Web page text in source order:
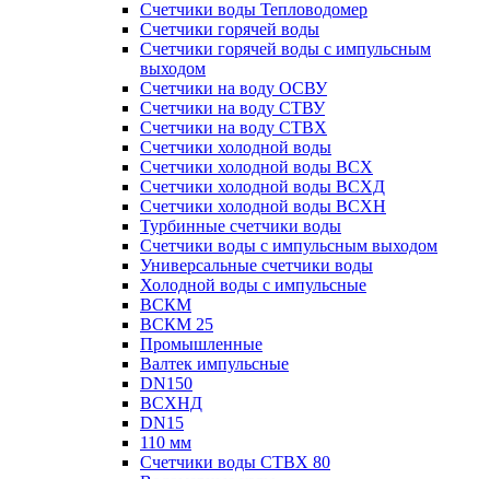
Счетчики воды Тепловодомер
Счетчики горячей воды
Счетчики горячей воды с импульсным
выходом
Счетчики на воду ОСВУ
Счетчики на воду СТВУ
Счетчики на воду СТВХ
Счетчики холодной воды
Счетчики холодной воды ВСХ
Счетчики холодной воды ВСХД
Счетчики холодной воды ВСХН
Турбинные счетчики воды
Счетчики воды с импульсным выходом
Универсальные счетчики воды
Холодной воды с импульсные
ВСКМ
ВСКМ 25
Промышленные
Валтек импульсные
DN150
ВСХНД
DN15
110 мм
Счетчики воды СТВХ 80